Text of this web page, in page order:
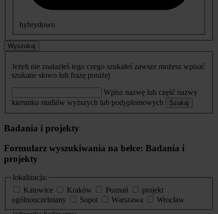
hybrydowo
Wyszukaj
Jeżeli nie znalazłeś tego czego szukałeś zawsze możesz wpisać
szukane słowo lub frazę poniżej
Wpisz nazwę lub część nazwy
kierunku studiów wyższych lub podyplomowych
Szukaj
Badania i projekty
Formularz wyszukiwania na belce: Badania i
projekty
lokalizacja:
Katowice
Kraków Poznań
projekt
ogólnouczelniany
Sopot Warszawa
Wrocław